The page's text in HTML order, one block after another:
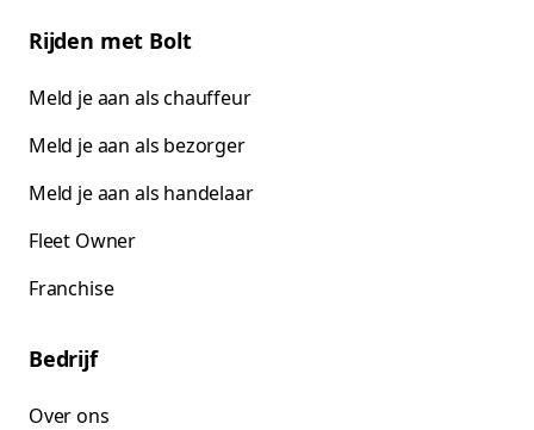
Rijden met Bolt
Meld je aan als chauffeur
Meld je aan als bezorger
Meld je aan als handelaar
Fleet Owner
Franchise
Bedrijf
Over ons